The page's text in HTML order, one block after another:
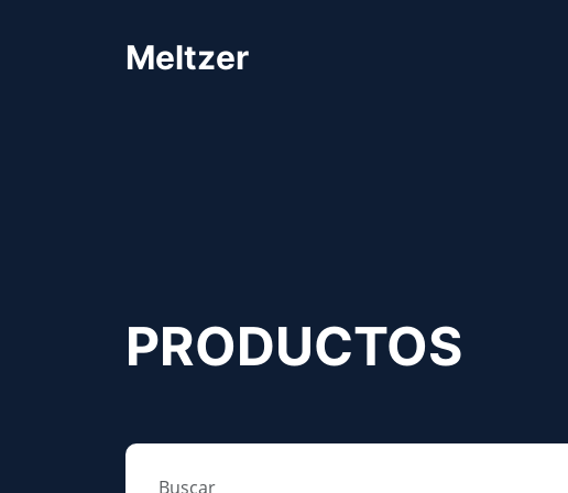
Meltzer
PRODUCTOS